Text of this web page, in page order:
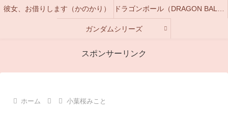
彼女、お借りします（かのかり）
ガンダムシリーズ
スポンサーリンク
ホーム 小葉桜みこと